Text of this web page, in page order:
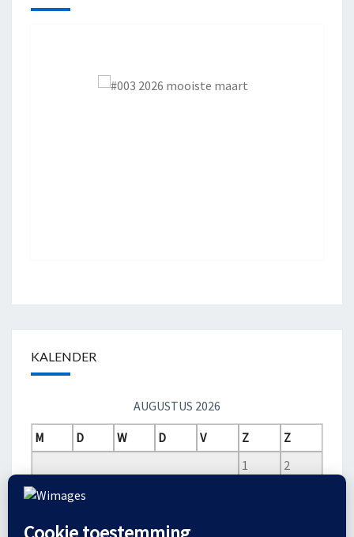
KALENDER
AUGUSTUS 2026
M
D W D V Z
Z
1
2
3
4